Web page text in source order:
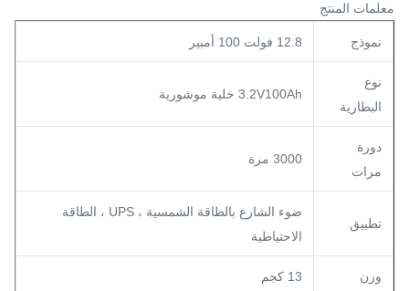
معلمات المنتج
نموذج 12.8 فولت 100 أمبير
نوع
البطارية
3.2V100Ah خلية موشورية
دورة
مرات
3000 مرة
تطبيق
ضوء الشارع بالطاقة الشمسية ، UPS ، الطاقة
الاحتياطية
وزن 13 كجم